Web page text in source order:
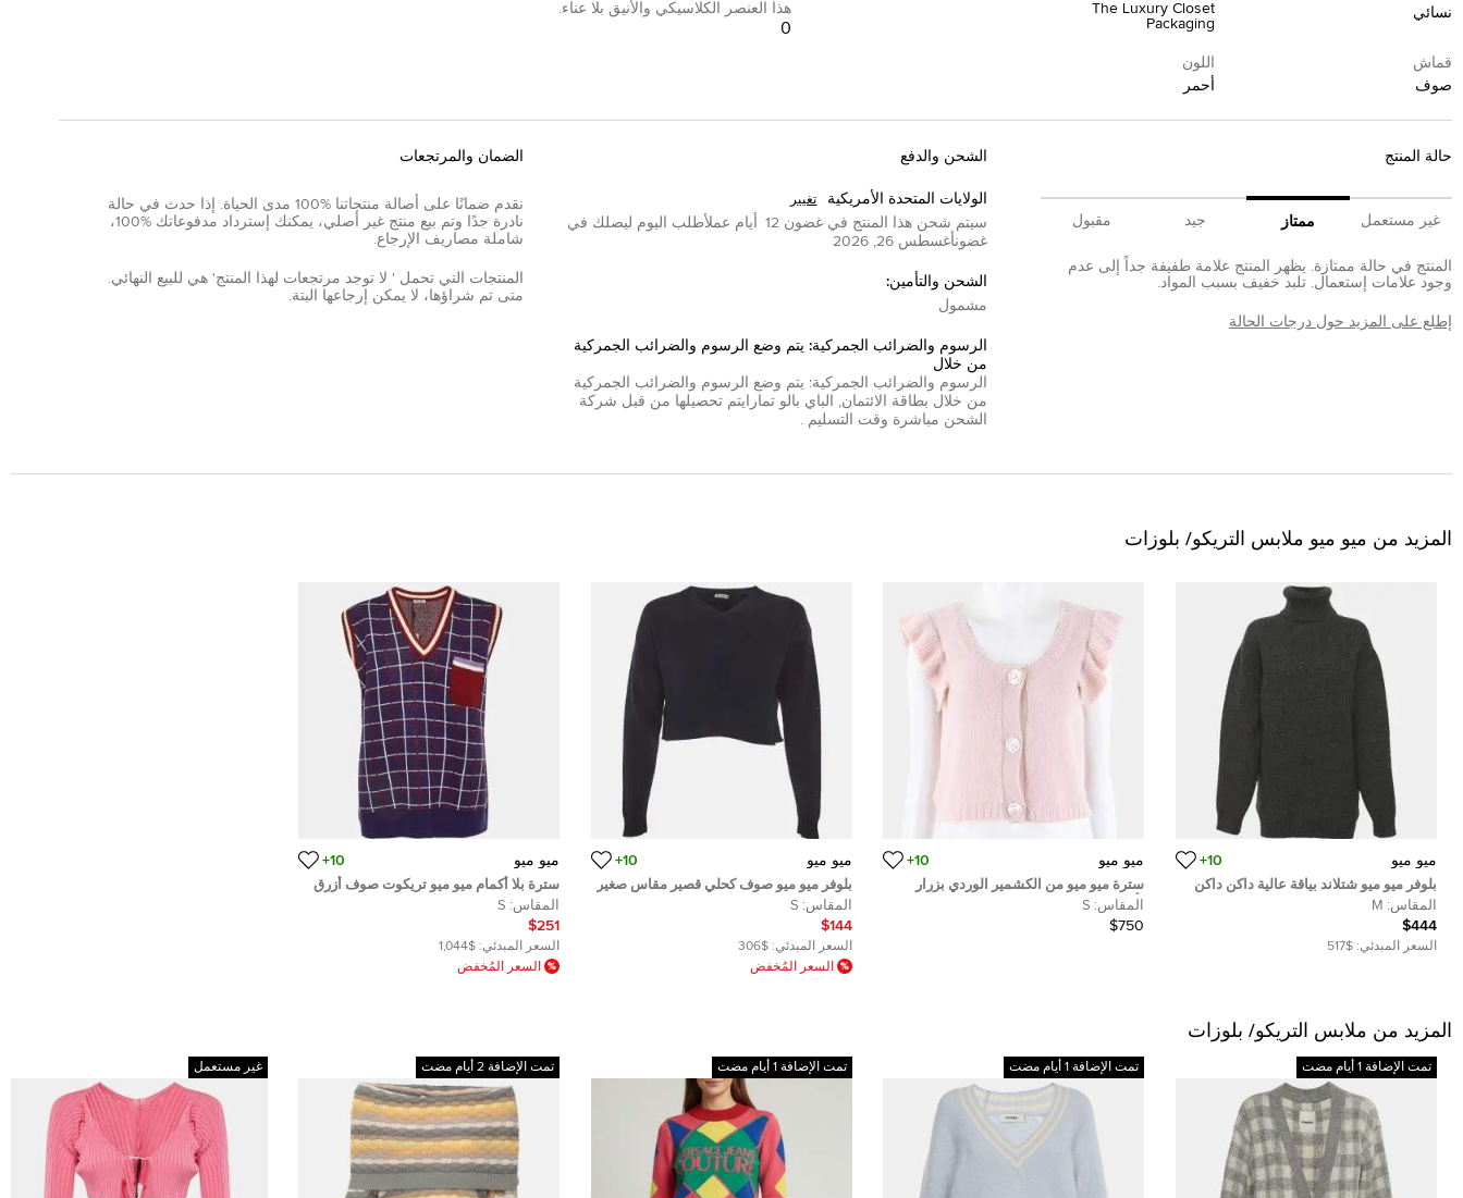
نسائي
The Luxury Closet
Packaging
قماش
صوف
اللون
أحمر
هذا العنصر الكلاسيكي والأنيق بلا عناء.
0
حالة المنتج
غير مستعمل ممتاز جيد مقبول
المنتج في حالة ممتازة. يظهر المنتج علامة طفيفة جداً إلى عدم
وجود علامات إستعمال. تلبد خفيف بسبب المواد.
إطلع على المزيد حول درجات الحالة
الشحن والدفع
الولايات المتحدة الأمريكية تغيير
سيتم شحن هذا المنتج في غضون 12 أيام عملأطلب اليوم ليصلك في
غضونأغسطس 26, 2026
الشحن والتأمين:
مشمول
الرسوم والضرائب الجمركية: يتم وضع الرسوم والضرائب الجمركية
من خلال
الرسوم والضرائب الجمركية: يتم وضع الرسوم والضرائب الجمركية
من خلال بطاقة الائتمان, الباي بالو تمارا يتم تحصيلها من قبل شركة
الشحن مباشرة وقت التسليم .
الضمان والمرتجعات
نقدم ضمانًا على أصالة منتجاتنا %100 مدى الحياة. إذا حدث في حالة
نادرة جدًا وتم بيع منتج غير أصلي، يمكنك إسترداد مدفوعاتك %100،
شاملة مصاريف الإرجاع.
المنتجات التي تحمل ' لا توجد مرتجعات لهذا المنتج' هي للبيع النهائي.
متى تم شراؤها، لا يمكن إرجاعها البتة.
المزيد من ميو ميو ملابس التريكو/ بلوزات
ميو ميو 10+
بلوفر ميو ميو شتلاند بياقة عالية داكن داكن
رمادي من الصوف والكشمير بتصميم واسع
مقاس وسط
المقاس: M
$444
السعر المبدئي: $517
ميو ميو 10+
سترة ميو ميو من الكشمير الوردي بزرار
بأكمام مرفرفة مقاس صغيرة
المقاس: S
$750
ميو ميو 10+
بلوفر ميو ميو صوف كحلي قصير مقاس صغير
(سمول)
المقاس: S
$144
السعر المبدئي: $306
السعر المُخفض
ميو ميو 10+
سترة بلا أكمام ميو ميو تريكوت صوف أزرق
مع تفاصيل متباينة مقاس صغير
المقاس: S
$251
السعر المبدئي: $1,044
السعر المُخفض
المزيد من ملابس التريكو/ بلوزات
تمت الإضافة 1 أيام مضت تمت الإضافة 1 أيام مضت تمت الإضافة 1 أيام مضت تمت الإضافة 2 أيام مضت غير مستعمل